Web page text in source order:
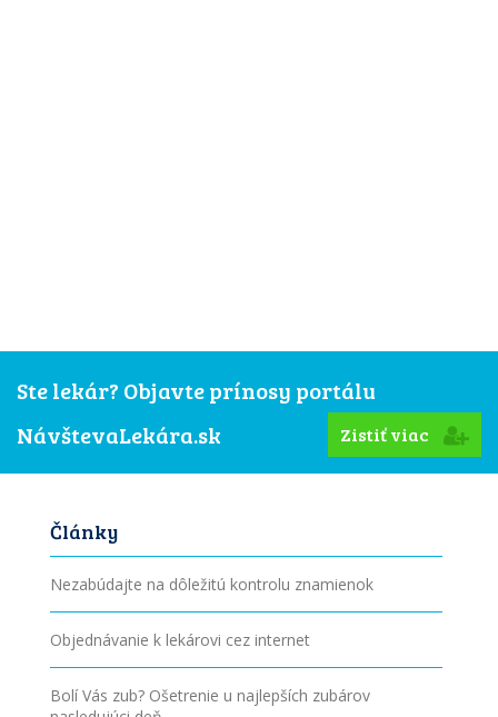
Ste lekár? Objavte prínosy portálu
NávštevaLekára.sk
Zistiť viac
Články
Nezabúdajte na dôležitú kontrolu znamienok
Objednávanie k lekárovi cez internet
Bolí Vás zub? Ošetrenie u najlepších zubárov